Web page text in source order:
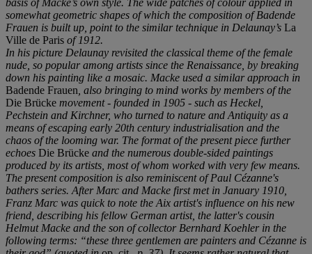
somewhat geometric shapes of which the composition of Badende
Frauen is built up, point to the similar technique in Delaunay’s La
Ville de Paris of 1912.
In his picture Delaunay revisited the classical theme of the female
nude, so popular among artists since the Renaissance, by breaking
down his painting like a mosaic. Macke used a similar approach in
Badende Frauen , also bringing to mind works by members of the
Die Brücke movement - founded in 1905 - such as Heckel,
Pechstein and Kirchner, who turned to nature and Antiquity as a
means of escaping early 20th century industrialisation and the
chaos of the looming war. The format of the present piece further
echoes Die Brücke and the numerous double-sided paintings
produced by its artists, most of whom worked with very few means.
The present composition is also reminiscent of Paul Cézanne's
bathers series. After Marc and Macke first met in January 1910,
Franz Marc was quick to note the Aix artist's influence on his new
friend, describing his fellow German artist, the latter's cousin
Helmut Macke and the son of collector Bernhard Koehler in the
following terms: “these three gentlemen are painters and Cézanne is